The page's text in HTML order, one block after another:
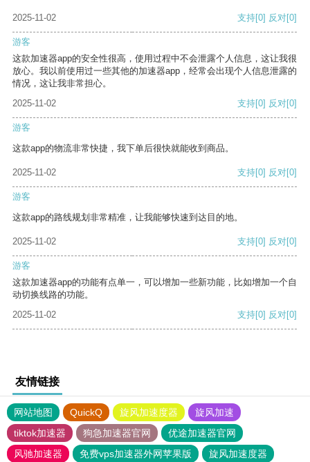
2025-11-02 支持[0] 反对[0]
游客
这款加速器app的安全性很高，使用过程中不会泄露个人信息，这让我很
放心。我以前使用过一些其他的加速器app，经常会出现个人信息泄露的
情况，这让我非常担心。
2025-11-02
支持[0] 反对[0]
游客
这款app的物流非常快捷，我下单后很快就能收到商品。
2025-11-02 支持[0] 反对[0]
游客
这款app的路线规划非常精准，让我能够快速到达目的地。
2025-11-02 支持[0] 反对[0]
游客
这款加速器app的功能有点单一，可以增加一些新功能，比如增加一个自
动切换线路的功能。
2025-11-02
支持[0] 反对[0]
友情链接
网站地图 QuickQ 旋风加速度器
旋风加速
tiktok加速器
狗急加速器官网
优途加速器官网
风驰加速器
免费vps加速器外网苹果版 旋风加速度器